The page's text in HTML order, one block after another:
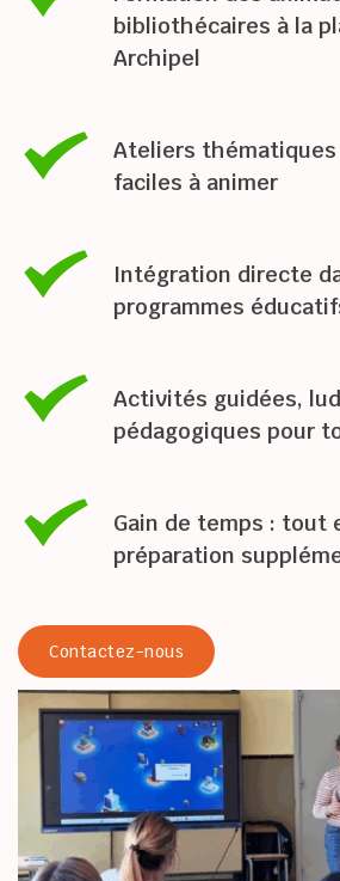
bibliothécaires à la
Archipel
Ateliers thématiques
faciles à animer
Intégration directe
programmes
Activités guidées,
pédagogiques pour
Gain de temps : tout
préparation
Contactez-nous